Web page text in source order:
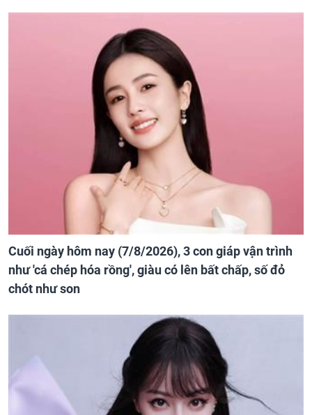
Cuối ngày hôm nay (7/8/2026), 3 con giáp vận trình
như 'cá chép hóa rồng', giàu có lên bất chấp, số đỏ
chót như son